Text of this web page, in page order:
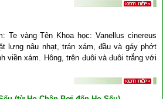
Te vàng Tên Khoa học: Vanellus cinereus
lưng nâu nhạt, trán xám, đầu và gáy phớt
viền xám. Hông, trên đuôi và đuôi trắng với